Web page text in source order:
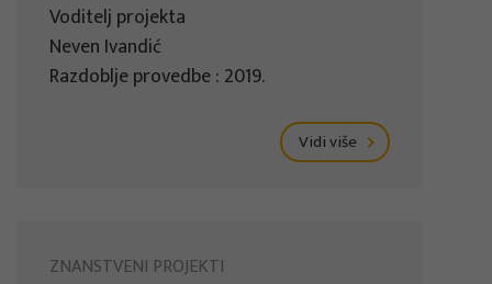
Voditelj projekta
Neven Ivandić
Razdoblje provedbe : 2019.
Vidi više
ZNANSTVENI PROJEKTI